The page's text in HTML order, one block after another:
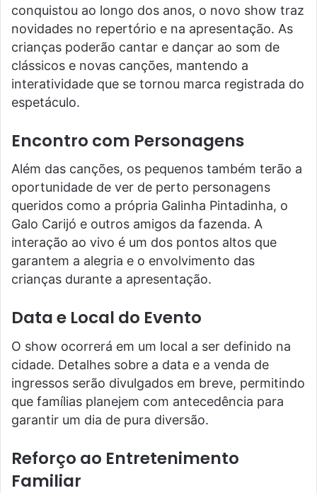
conquistou ao longo dos anos, o novo show traz
novidades no repertório e na apresentação. As
crianças poderão cantar e dançar ao som de
clássicos e novas canções, mantendo a
interatividade que se tornou marca registrada do
espetáculo.
Encontro com Personagens
Além das canções, os pequenos também terão a
oportunidade de ver de perto personagens
queridos como a própria Galinha Pintadinha, o
Galo Carijó e outros amigos da fazenda. A
interação ao vivo é um dos pontos altos que
garantem a alegria e o envolvimento das
crianças durante a apresentação.
Data e Local do Evento
O show ocorrerá em um local a ser definido na
cidade. Detalhes sobre a data e a venda de
ingressos serão divulgados em breve, permitindo
que famílias planejem com antecedência para
garantir um dia de pura diversão.
Reforço ao Entretenimento
Familiar